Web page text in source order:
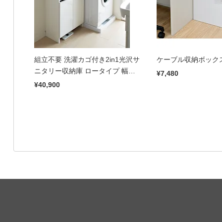
組立不要 洗濯カゴ付き2in1光沢サ
ニタリー収納庫 ロータイプ 幅
60.5cm
¥40,900
ケーブル収納ボック
¥7,480